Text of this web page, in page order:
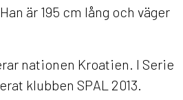
är 195 cm lång och väger
nationen Kroatien. I Serie
klubben SPAL 2013.